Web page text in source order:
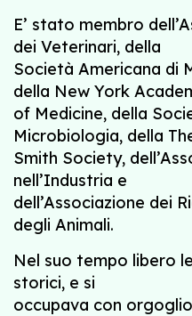
E’ stato membro
dei Veterinari, della
Società Americana di
della New York
of Medicine, della
Microbiologia, della
Smith Society,
nell’Industria e
dell’Associazione dei
degli Animali.
Nel suo tempo libero
storici, e si
occupava con